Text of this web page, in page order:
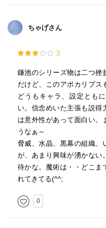
ちゃげさん
3
鎌池のシリーズ物は二つ挫
だけど、このアポカリプス
どうもキャラ、設定とも
い。信念めいた主張も説得
は意外性があって面白い。
うなぁ～
脅威、水晶、黒幕の組織、
が、あまり興味が湧かない
待かな。魔術は・・どこま
れてきてる(^^;
0